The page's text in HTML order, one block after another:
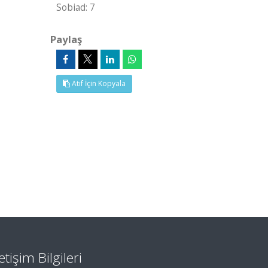
Sobiad: 7
Paylaş
Atıf İçin Kopyala
Bilgileri